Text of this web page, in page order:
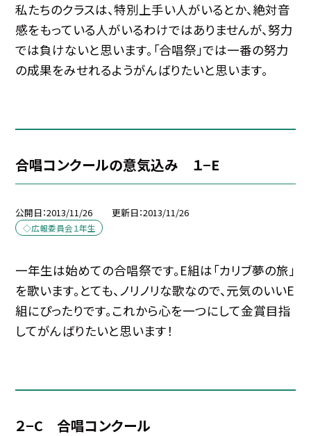
私たちのクラスは、特別上手い人がいるとか、絶対音
感をもっている人がいるわけではありませんが、努力
では負けないと思います。「合唱祭」では一番の努力
の成果をみせれるようがんばりたいと思います。
合唱コンクールの意気込み １−E
公開日 2013/11/26 更新日 2013/11/26
◇広報委員会１年生
一年生は始めての合唱祭です。E組は「カリブ夢の旅」
を歌います。とても、ノリノリな歌なので、元気のいいE
組にぴったりです。これから心を一つにして金賞目指
してがんばりたいと思います！
２−C 合唱コンクール